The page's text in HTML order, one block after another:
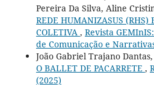
Pereira Da Silva, Aline
REDE HUMANIZASUS (RHS)
COLETIVA , Revista
de Comunicação e
João Gabriel Trajano
O BALLET DE PACARRETE ,
(2025)